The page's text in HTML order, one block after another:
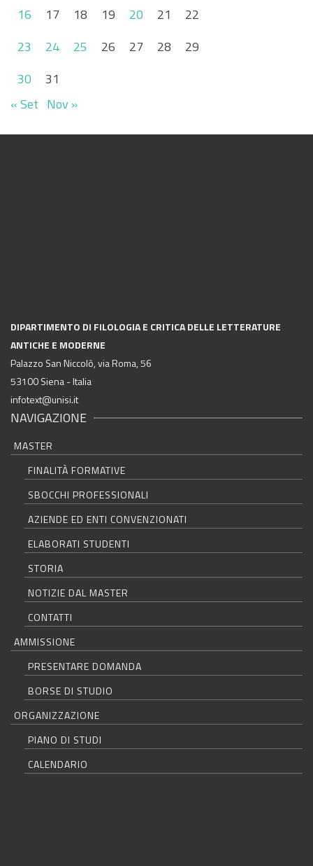
16
17 18 19 20 21
22
23
24 25 26 27 28
29
30
31
« Set Nov »
DIPARTIMENTO DI FILOLOGIA E CRITICA DELLE LETTERATURE
ANTICHE E MODERNE
Palazzo San Niccolò, via Roma, 56
53100 Siena - Italia
infotext@unisi.it
NAVIGAZIONE
MASTER
FINALITÀ FORMATIVE
SBOCCHI PROFESSIONALI
AZIENDE ED ENTI CONVENZIONATI
ELABORATI STUDENTI
STORIA
NOTIZIE DAL MASTER
CONTATTI
AMMISSIONE
PRESENTARE DOMANDA
BORSE DI STUDIO
ORGANIZZAZIONE
PIANO DI STUDI
CALENDARIO